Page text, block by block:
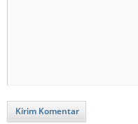
Kirim Komentar